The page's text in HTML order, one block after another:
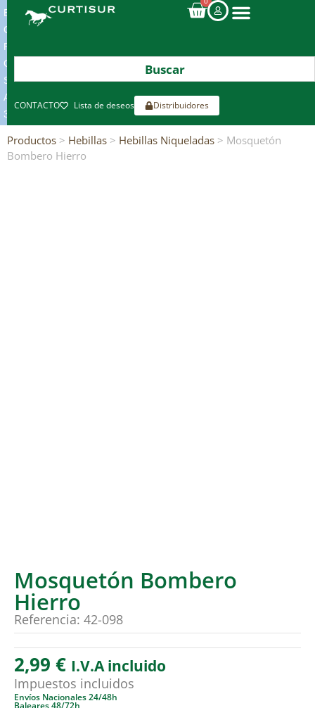
ENVIOS
GRATIS
POR
COMPRAS
SUPERIORES
A
300€*
CONTACTO Lista de deseos Distribuidores
Productos > Hebillas > Hebillas Niqueladas > Mosquetón
Bombero Hierro
Mosquetón Bombero
Hierro
Referencia: 42-098
2,99 € I.V.A incluido
Impuestos incluidos
Envíos Nacionales 24/48h